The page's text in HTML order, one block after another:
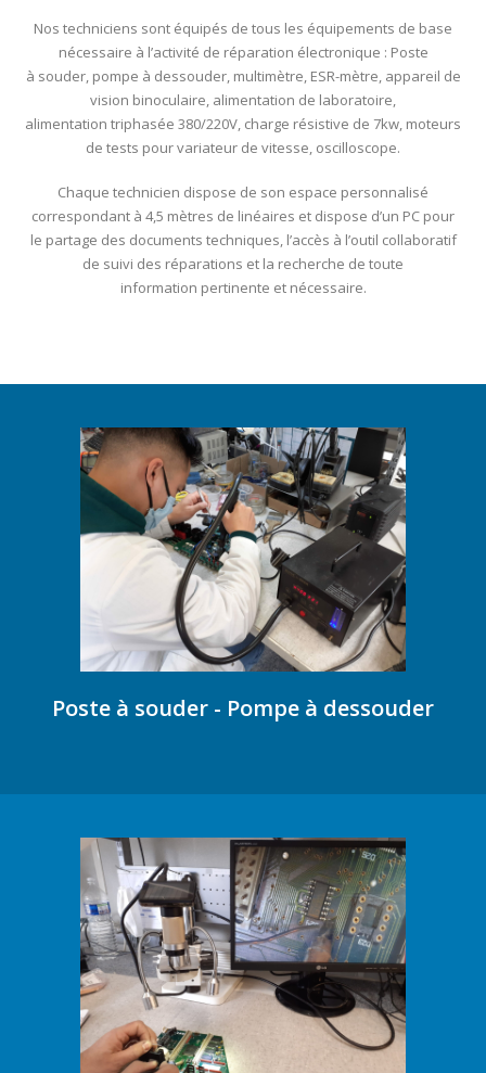
Nos techniciens sont équipés de tous les équipements de base
nécessaire à l’activité de réparation électronique : Poste
à souder, pompe à dessouder, multimètre, ESR-mètre, appareil de
vision binoculaire, alimentation de laboratoire,
alimentation triphasée 380/220V, charge résistive de 7kw, moteurs
de tests pour variateur de vitesse, oscilloscope.
Chaque technicien dispose de son espace personnalisé
correspondant à 4,5 mètres de linéaires et dispose d’un PC pour
le partage des documents techniques, l’accès à l’outil collaboratif
de suivi des réparations et la recherche de toute
information pertinente et nécessaire.
Poste à souder - Pompe à dessouder